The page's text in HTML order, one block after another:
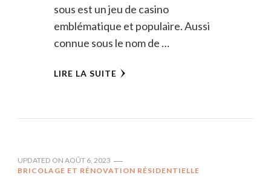
sous est un jeu de casino
emblématique et populaire. Aussi
connue sous le nom de …
LIRE LA SUITE
UPDATED ON AOÛT 6, 2023
BRICOLAGE ET RÉNOVATION RÉSIDENTIELLE